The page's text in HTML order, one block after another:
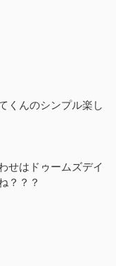
くんのシンプル楽し
せはドゥームズデイ
？？？